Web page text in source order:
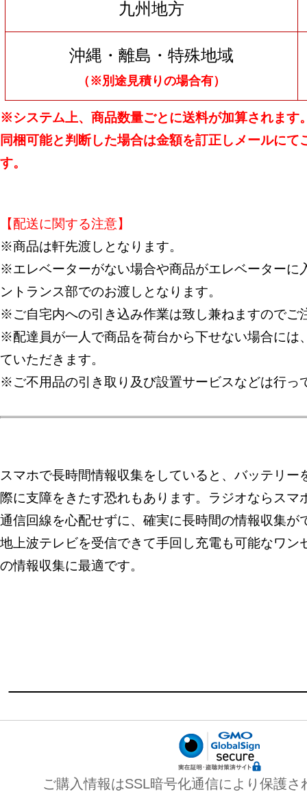
九州地方
沖縄・離島・特殊地域
（※別途見積りの場合有）
※システム上、商品数量ごとに送料が加算されます
同梱可能と判断した場合は金額を訂正しメールにて
す。
【配送に関する注意】
※商品は軒先渡しとなります。
※エレベーターがない場合や商品がエレベーターに
ントランス部でのお渡しとなります。
※ご自宅内への引き込み作業は致し兼ねますのでご
※配達員が一人で商品を荷台から下せない場合には
ていただきます。
※ご不用品の引き取り及び設置サービスなどは行っ
スマホで長時間情報収集をしていると、バッテリー
際に支障をきたす恐れもあります。ラジオならスマ
通信回線を心配せずに、確実に長時間の情報収集が
地上波テレビを受信できて手回し充電も可能なワン
の情報収集に最適です。
ご購入情報はSSL暗号化通信により保護さ